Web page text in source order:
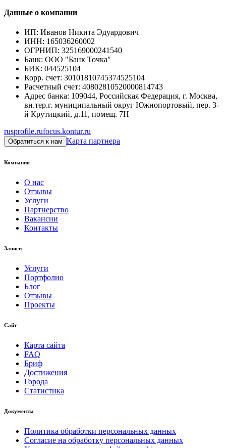
Данные о компании
ИП: Иванов Никита Эдуардович
ИНН: 165036260002
ОГРНИП: 325169000241540
Банк: ООО "Банк Точка"
БИК: 044525104
Корр. счет: 30101810745374525104
Расчетный счет: 40802810520000814743
Адрес банка: 109044, Российская Федерация, г. Москва,
вн.тер.г. муниципальный округ Южнопортовый, пер. 3-
й Крутицкий, д.11, помещ. 7Н
rusprofile.rufocus.kontur.ru
Обратиться к нам Карта партнера
Компания
О нас
Отзывы
Услуги
Партнерство
Вакансии
Контакты
Записи
Услуги
Портфолио
Блог
Отзывы
Проекты
Сайт
Карта сайта
FAQ
Бриф
Достижения
Города
Статистика
Документы
Политика обработки персональных данных
Согласие на обработку персональных данных